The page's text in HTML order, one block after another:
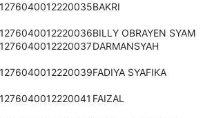
BAKRI
BILLY OBRAYEN SYAM
DARMANSYAH
FADIYA SYAFIKA
FAIZAL